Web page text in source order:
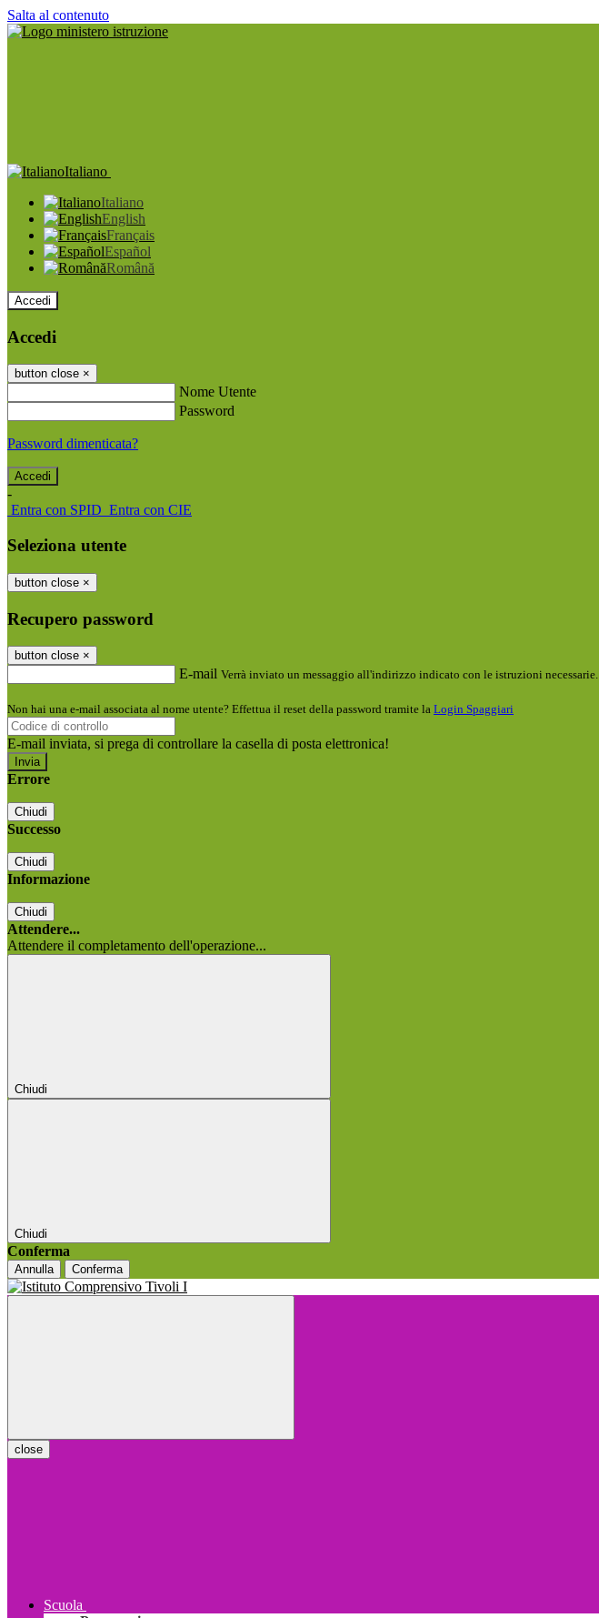
Salta al contenuto
Italiano
Italiano
English
Français
Español
Română
Accedi
Accedi
button close ×
Nome Utente
Password
Password dimenticata?
-
Entra con SPID Entra con CIE
Seleziona utente
button close ×
Recupero password
button close ×
E-mail Verrà inviato un messaggio all'indirizzo indicato con le istruzioni necessarie.
Non hai una e-mail associata al nome utente? Effettua il reset della password tramite la Login Spaggiari
E-mail inviata, si prega di controllare la casella di posta elettronica!
Errore
Chiudi
Successo
Chiudi
Informazione
Chiudi
Attendere...
Attendere il completamento dell'operazione...
Chiudi
Chiudi
Conferma
Annulla Conferma
close
Scuola